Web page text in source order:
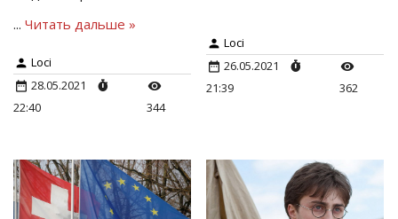
... Читать дальше »
Loci
28.05.2021
22:40
344
Loci
26.05.2021
21:39
362